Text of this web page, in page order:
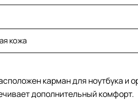
кожа
карман для ноутбука и
дополнительный комфорт.